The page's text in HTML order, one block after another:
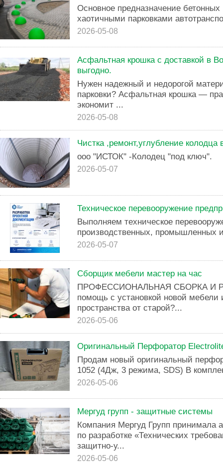
Основное предназначение
хаотичными парковками
2026-05-08
Асфальтная крошка с доставкой в
выгодно.
Нужен надежный и недорогой
парковки? Асфальтная крошка —
экономит ...
2026-05-08
Чистка ,ремонт,углубление колодца
ооо "ИСТОК" -Колодец "под ключ".
2026-05-07
Техническое перевооружение
Выполняем техническое
производственных, промышленных
2026-05-07
Сборщик мебели мастер на час
ПРОФЕССИОНАЛЬНАЯ СБОРКА И
помощь с установкой новой
пространства от старой?...
2026-05-06
Оригинальный Перфоратор
Продам новый оригинальный
1052 (4Дж, 3 режима, SDS) В
2026-05-06
Мергуд групп - защитные системы
Компания Мергуд Групп принимала
по разработке «Технических
защитно-у...
2026-05-06